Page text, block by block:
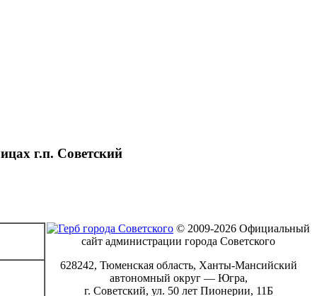
г.п. Советский
© 2009-2026 Официальный
сайт администрации города Советского
628242, Тюменская область, Ханты-Мансийский
автономный округ — Югра,
г. Советский, ул. 50 лет Пионерии, 11Б